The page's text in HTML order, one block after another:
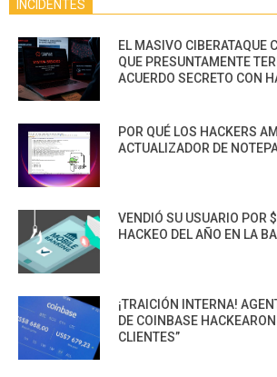
INCIDENTES
EL MASIVO CIBERATAQUE
QUE PRESUNTAMENTE
ACUERDO SECRETO CON
POR QUÉ LOS HACKERS
ACTUALIZADOR DE
VENDIÓ SU USUARIO POR
HACKEO DEL AÑO EN LA
¡TRAICIÓN INTERNA!
DE COINBASE
CLIENTES”